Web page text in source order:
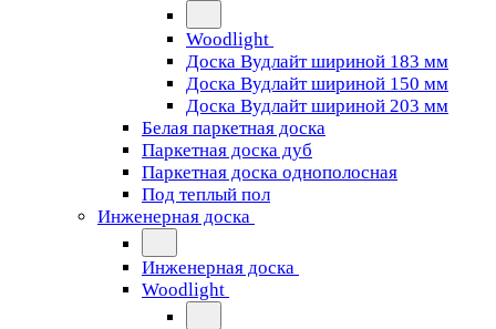
Woodlight
Доска Вудлайт шириной 183 мм
Доска Вудлайт шириной 150 мм
Доска Вудлайт шириной 203 мм
Белая паркетная доска
Паркетная доска дуб
Паркетная доска однополосная
Под теплый пол
Инженерная доска
Инженерная доска
Woodlight